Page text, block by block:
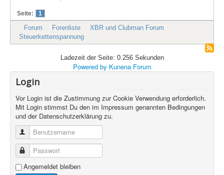
Seite: 1
Forum Forenliste
XBR und Clubman Forum
Steuerkettenspannung
Ladezeit der Seite: 0.256 Sekunden
Powered by Kunena Forum
Login
Vor Login ist die Zustimmung zur Cookie Verwendung erforderlich.
Mit Login stimmst Du den im Impressum genannten Bedingungen
und der Datenschutzerklärung zu.
Benutzername
Passwort
Angemeldet bleiben